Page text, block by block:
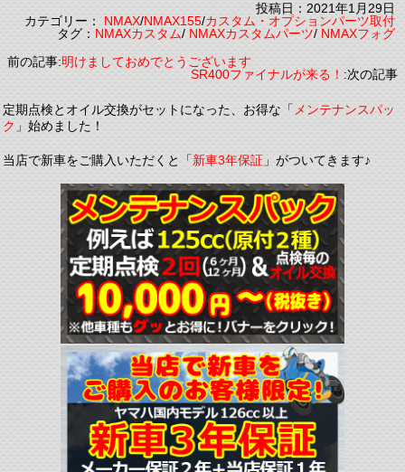
投稿日：2021年1月29日
カテゴリー：NMAX/NMAX155/カスタム・オプションパーツ取付
タグ：NMAXカスタム/NMAXカスタムパーツ/NMAXフォグ
前の記事:明けましておめでとうございます
SR400ファイナルが来る！:次の記事
定期点検とオイル交換がセットになった、お得な「メンテナンスパッ
ク」始めました！
当店で新車をご購入いただくと「新車3年保証」がついてきます♪